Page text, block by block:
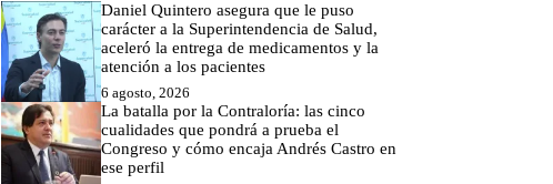
Daniel Quintero asegura que le puso
carácter a la Superintendencia de Salud,
aceleró la entrega de medicamentos y la
atención a los pacientes
6 agosto, 2026
La batalla por la Contraloría: las cinco
cualidades que pondrá a prueba el
Congreso y cómo encaja Andrés Castro en
ese perfil